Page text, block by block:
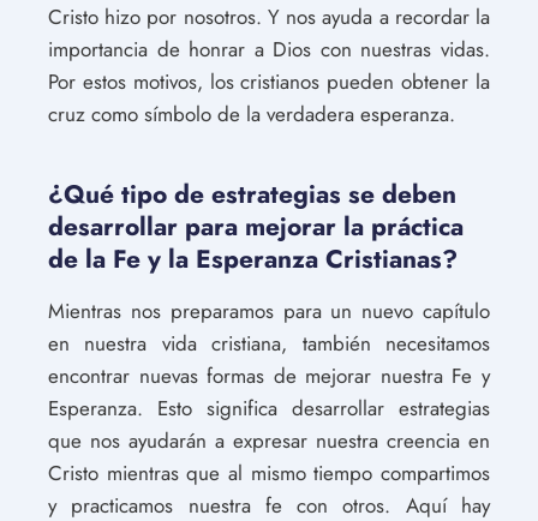
Cristo hizo por nosotros. Y nos ayuda a recordar la
importancia de honrar a Dios con nuestras vidas.
Por estos motivos, los cristianos pueden obtener la
cruz como símbolo de la verdadera esperanza.
¿Qué tipo de estrategias se deben
desarrollar para mejorar la práctica
de la Fe y la Esperanza Cristianas?
Mientras nos preparamos para un nuevo capítulo
en nuestra vida cristiana, también necesitamos
encontrar nuevas formas de mejorar nuestra Fe y
Esperanza. Esto significa desarrollar estrategias
que nos ayudarán a expresar nuestra creencia en
Cristo mientras que al mismo tiempo compartimos
y practicamos nuestra fe con otros. Aquí hay